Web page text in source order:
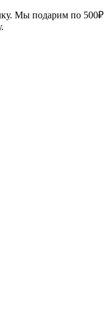
Мы подарим по 500₽